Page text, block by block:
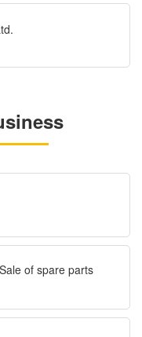
of spare parts